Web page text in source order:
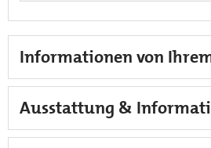
Informationen von
Ausstattung &